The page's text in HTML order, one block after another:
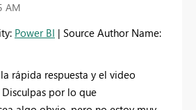
AM
Power BI | Source Author Name:
rápida respuesta y el video
por lo que